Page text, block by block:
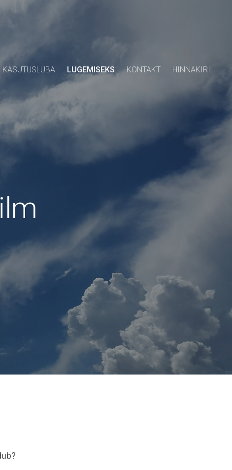
KASUTUSLUBA LUGEMISEKS KONTAKT HINNAKIRI